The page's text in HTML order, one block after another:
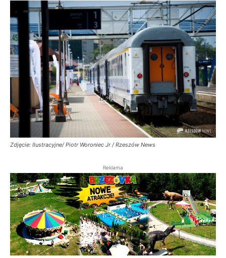
Zdjęcie: Ilustracyjne/ Piotr Woroniec Jr / Rzeszów News
Reklama